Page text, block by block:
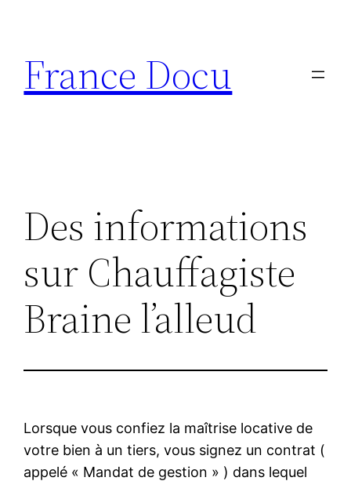
contenu
France Docu
Des informations
sur Chauffagiste
Braine l’alleud
Lorsque vous confiez la maîtrise locative de
votre bien à un tiers, vous signez un contrat (
appelé « Mandat de gestion » ) dans lequel